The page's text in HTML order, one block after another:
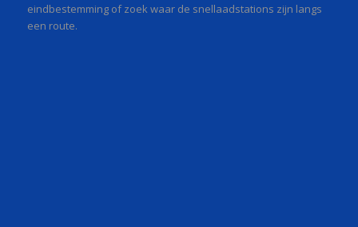
eindbestemming of zoek waar de snellaadstations zijn langs
een route.